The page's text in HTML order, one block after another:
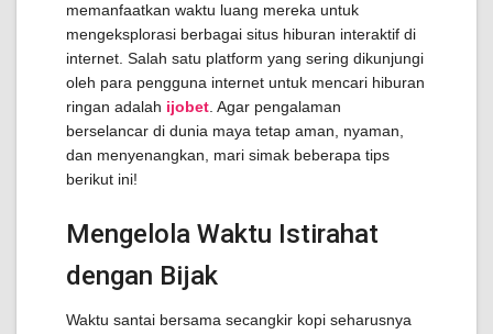
memanfaatkan waktu luang mereka untuk
mengeksplorasi berbagai situs hiburan interaktif di
internet. Salah satu platform yang sering dikunjungi
oleh para pengguna internet untuk mencari hiburan
ringan adalah ijobet . Agar pengalaman
berselancar di dunia maya tetap aman, nyaman,
dan menyenangkan, mari simak beberapa tips
berikut ini!
Mengelola Waktu Istirahat
dengan Bijak
Waktu santai bersama secangkir kopi seharusnya